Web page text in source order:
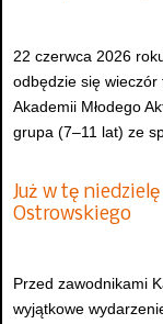
22 czerwca 2026
odbędzie się wieczór
Akademii Młodego
grupa (7–11 lat) ze
Już w tę
Ostrowskiego
Przed zawodnikami
wyjątkowe